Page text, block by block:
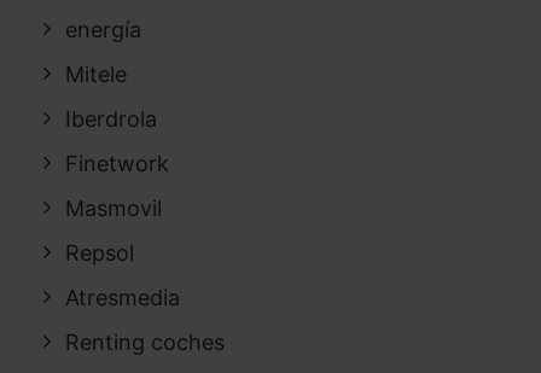
energía
Mitele
Iberdrola
Finetwork
Masmovil
Repsol
Atresmedia
Renting coches